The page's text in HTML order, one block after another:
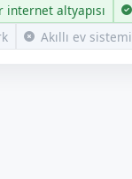
internet altyapısı
Akıllı ev sistemi